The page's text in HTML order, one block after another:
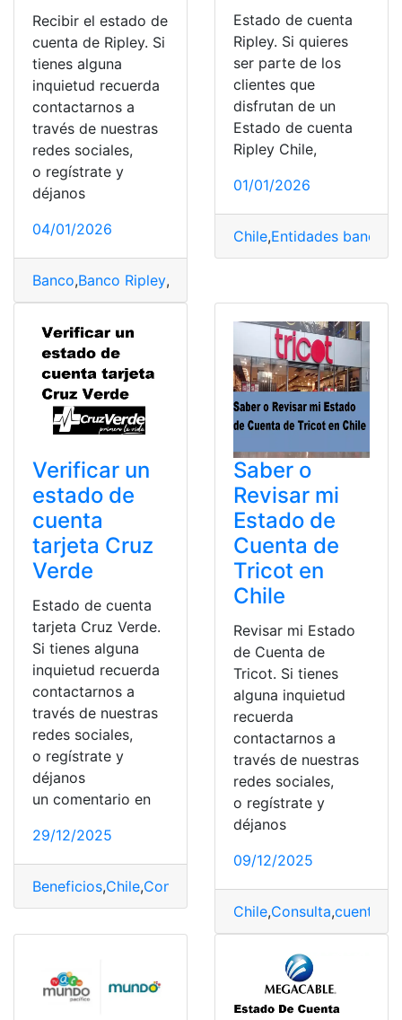
Recibir el estado de
cuenta de Ripley. Si
tienes alguna
inquietud recuerda
contactarnos a
través de nuestras
redes sociales,
o regístrate y
déjanos
04/01/2026
Banco,Banco Ripley,
Estado de cuenta
Ripley. Si quieres
ser parte de los
clientes que
disfrutan de un
Estado de cuenta
Ripley Chile,
01/01/2026
Chile,Entidades
Verificar un
estado de
cuenta
tarjeta Cruz
Verde
Estado de cuenta
tarjeta Cruz Verde.
Si tienes alguna
inquietud recuerda
contactarnos a
través de nuestras
redes sociales,
o regístrate y
déjanos
un comentario en
29/12/2025
Beneficios,Chile,Consulta cruz verde,cuenta,Estado
Saber o
Revisar mi
Estado de
Cuenta de
Tricot en
Chile
Revisar mi Estado
de Cuenta de
Tricot. Si tienes
alguna inquietud
recuerda
contactarnos a
través de nuestras
redes sociales,
o regístrate y
déjanos
09/12/2025
Chile,Consulta,cuenta